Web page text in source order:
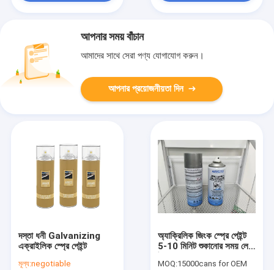
আপনার সময় বাঁচান
আমাদের সাথে সেরা পণ্য যোগাযোগ করুন।
আপনার প্রয়োজনীয়তা দিন
দস্তা ধনী Galvanizing
এক্রাইলিক স্প্রে পেইন্ট
মূল্য:negotiable
অ্যাক্রিলিক জিংক স্প্রে পেইন্ট
5-10 মিনিট শুকানোর সময় লেপ
MOQ:15000cans for OEM